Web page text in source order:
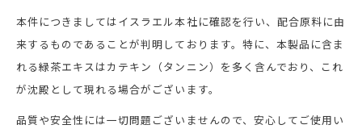
本件につきましてはイスラエル本社に確認を行い、配合原料に由
来するものであることが判明しております。特に、本製品に含ま
れる緑茶エキスはカテキン（タンニン）を多く含んでおり、これ
が沈殿として現れる場合がございます。
品質や安全性には一切問題ございませんので、安心してご使用い